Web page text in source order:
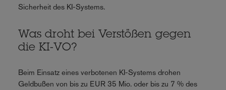
Sicherheit des KI-Systems.
Was droht bei Verstößen gegen
die KI-VO?
Beim Einsatz eines verbotenen KI-Systems drohen
Geldbußen von bis zu EUR 35 Mio. oder bis zu 7 % des